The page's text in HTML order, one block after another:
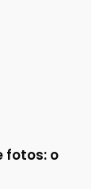
fotos: o